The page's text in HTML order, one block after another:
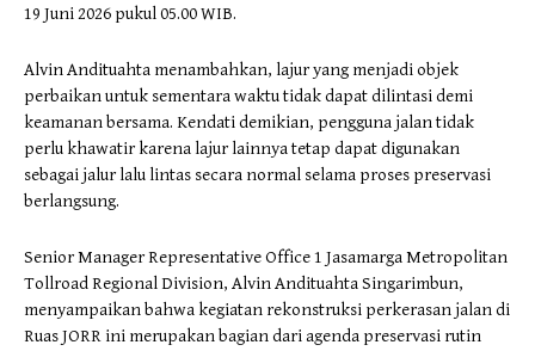
19 Juni 2026 pukul 05.00 WIB.
Alvin Andituahta menambahkan, lajur yang menjadi objek
perbaikan untuk sementara waktu tidak dapat dilintasi demi
keamanan bersama. Kendati demikian, pengguna jalan tidak
perlu khawatir karena lajur lainnya tetap dapat digunakan
sebagai jalur lalu lintas secara normal selama proses preservasi
berlangsung.
Senior Manager Representative Office 1 Jasamarga Metropolitan
Tollroad Regional Division, Alvin Andituahta Singarimbun,
menyampaikan bahwa kegiatan rekonstruksi perkerasan jalan di
Ruas JORR ini merupakan bagian dari agenda preservasi rutin